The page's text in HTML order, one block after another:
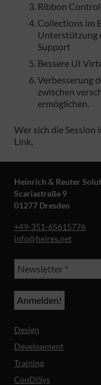
Ribbon
Collections im
Unterstützung
Support
Bessere UI
Verbesserung
zwischen
ermöglichen.
Wer sich die Session
Link.
Heinrich & Reuter
Scariastraße 9
01277 Dresden
+49-351-65615776
info@heires.net
Design
Development
Training
ConDiSys